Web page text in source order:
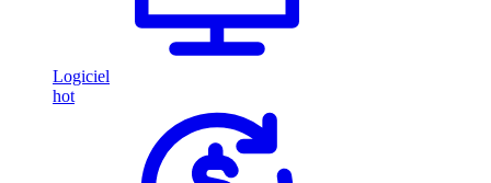
Logiciel
hot